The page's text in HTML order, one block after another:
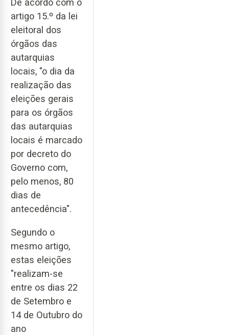
artigo 15.º da lei
eleitoral dos
órgãos das
autarquias
locais, "o dia da
realização das
eleições gerais
para os órgãos
das autarquias
locais é marcado
por decreto do
Governo com,
pelo menos, 80
dias de
antecedência".
Segundo o
mesmo artigo,
estas eleições
"realizam-se
entre os dias 22
de Setembro e
14 de Outubro do
ano